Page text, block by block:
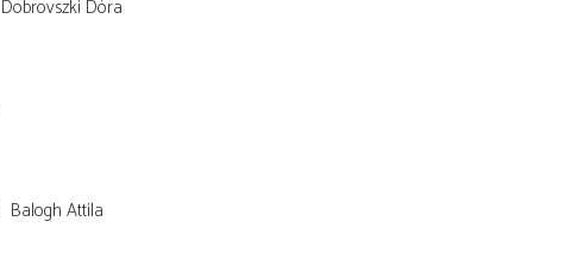
Dobrovszki Dóra
Balogh Attila